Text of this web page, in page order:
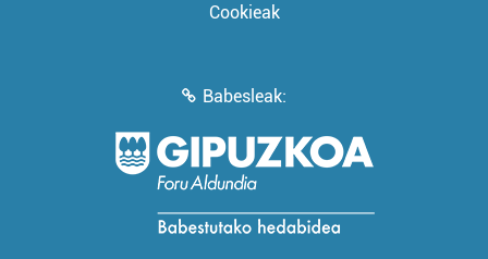
Cookieak
Babesleak: